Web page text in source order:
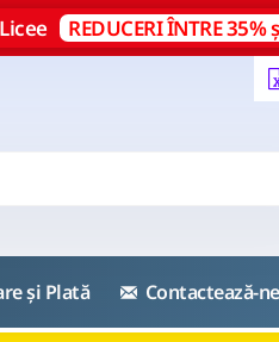
REDUCERI ÎNTRE 35%
și Plată Contactează-ne